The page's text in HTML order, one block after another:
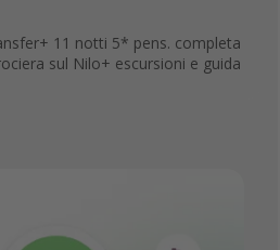
11 notti 5* pens. completa
sul Nilo+ escursioni e guida